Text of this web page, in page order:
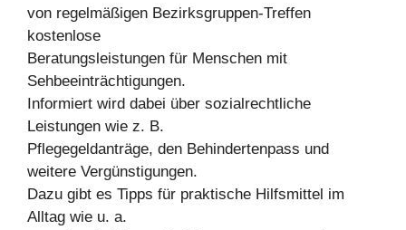
von regelmäßigen Bezirksgruppen-Treffen
kostenlose
Beratungsleistungen für Menschen mit
Sehbeeinträchtigungen.
Informiert wird dabei über sozialrechtliche
Leistungen wie z. B.
Pflegegeldanträge, den Behindertenpass und
weitere Vergünstigungen.
Dazu gibt es Tipps für praktische Hilfsmittel im
Alltag wie u. a.